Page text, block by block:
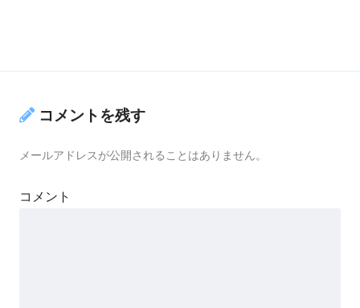
コメントを残す
メールアドレスが公開されることはありません。
コメント